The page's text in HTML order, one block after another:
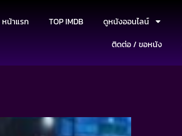
หน้าแรก TOP IMDB
ดูหนังออนไลน์
ติดต่อ / ขอหนัง